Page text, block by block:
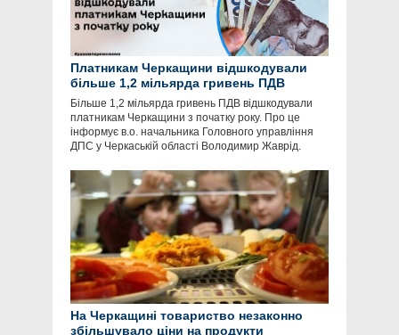
Платникам Черкащини відшкодували
більше 1,2 мільярда гривень ПДВ
Більше 1,2 мільярда гривень ПДВ відшкодували
платникам Черкащини з початку року. Про це
інформує в.о. начальника Головного управління
ДПС у Черкаській області Володимир Жаврід.
На Черкащині товариство незаконно
збільшувало ціни на продукти